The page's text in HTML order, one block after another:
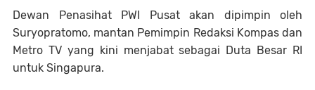
Dewan Penasihat PWI Pusat akan dipimpin oleh
Suryopratomo, mantan Pemimpin Redaksi Kompas dan
Metro TV yang kini menjabat sebagai Duta Besar RI
untuk Singapura.